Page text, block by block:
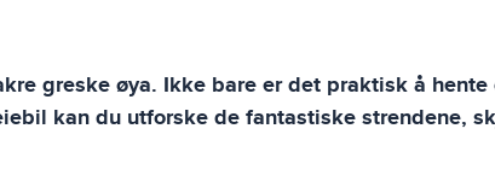
greske øya. Ikke bare er det praktisk å
kan du utforske de fantastiske strendene,